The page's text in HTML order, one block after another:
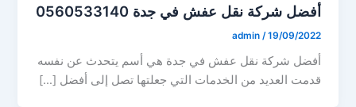
أفضل شركة نقل عفش في جدة 0560533140
admin /19/09/2022
أفضل شركة نقل عفش في جدة هي أسم يتحدث عن نفسه
قدمت العديد من الخدمات التي جعلتها تصل إلى أفضل […]